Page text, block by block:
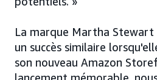
La marque Martha Stewart
un succès similaire
son nouveau Amazon